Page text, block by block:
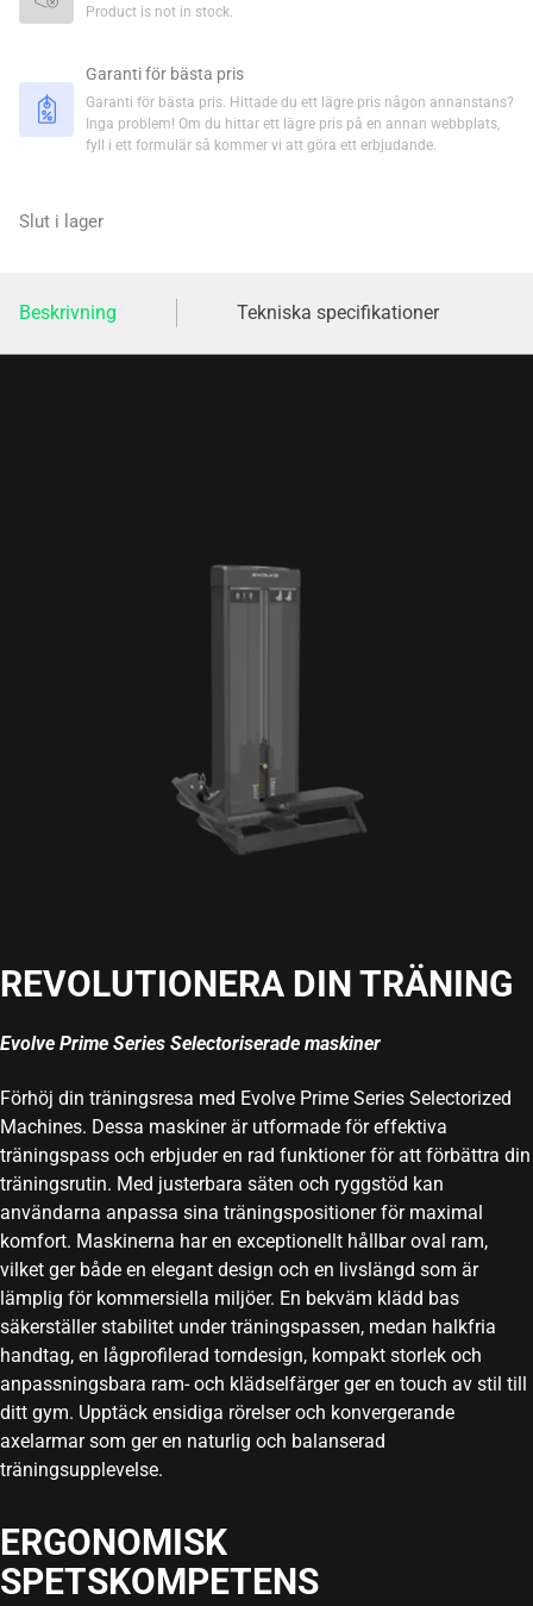
Product is not in stock.
Garanti för bästa pris
Garanti för bästa pris. Hittade du ett lägre pris någon annanstans?
Inga problem! Om du hittar ett lägre pris på en annan webbplats,
fyll i ett formulär så kommer vi att göra ett erbjudande.
Slut i lager
Beskrivning Tekniska specifikationer
REVOLUTIONERA DIN TRÄNING
Evolve Prime Series Selectoriserade maskiner
Förhöj din träningsresa med Evolve Prime Series Selectorized
Machines. Dessa maskiner är utformade för effektiva
träningspass och erbjuder en rad funktioner för att förbättra din
träningsrutin. Med justerbara säten och ryggstöd kan
användarna anpassa sina träningspositioner för maximal
komfort. Maskinerna har en exceptionellt hållbar oval ram,
vilket ger både en elegant design och en livslängd som är
lämplig för kommersiella miljöer. En bekväm klädd bas
säkerställer stabilitet under träningspassen, medan halkfria
handtag, en lågprofilerad torndesign, kompakt storlek och
anpassningsbara ram- och klädselfärger ger en touch av stil till
ditt gym. Upptäck ensidiga rörelser och konvergerande
axelarmar som ger en naturlig och balanserad
träningsupplevelse.
ERGONOMISK
SPETSKOMPETENS